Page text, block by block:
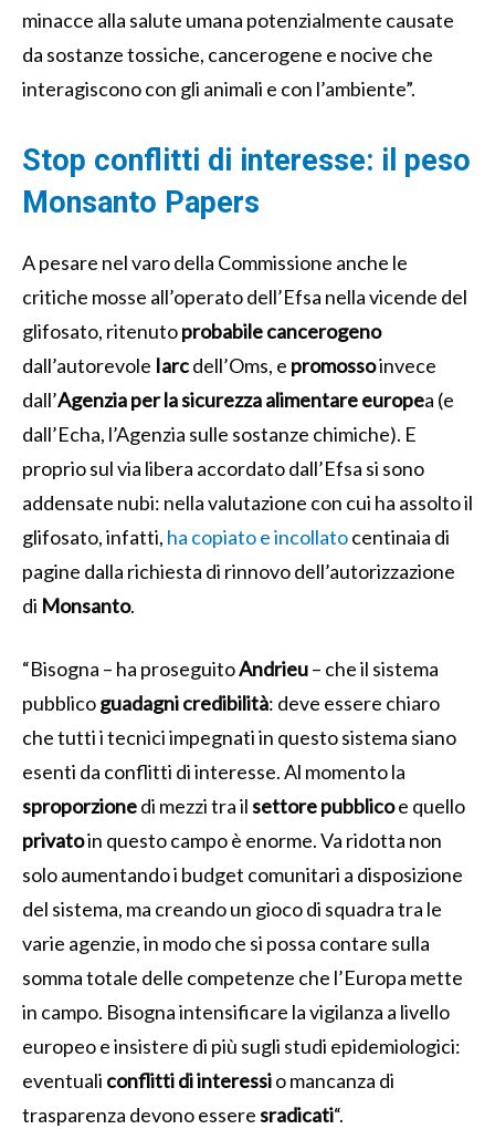
minacce alla salute umana potenzialmente causate
da sostanze tossiche, cancerogene e nocive che
interagiscono con gli animali e con l’ambiente”.
Stop conflitti di interesse: il peso
Monsanto Papers
A pesare nel varo della Commissione anche le
critiche mosse all’operato dell’Efsa nella vicende del
glifosato, ritenutoprobabile cancerogeno
dall’autorevole Iarcdell’Oms, e promossoinvece
dall’Agenzia per la sicurezza alimentare europea (e
dall’Echa, l’Agenzia sulle sostanze chimiche). E
proprio sul via libera accordato dall’Efsa si sono
addensate nubi: nella valutazione con cui ha assolto il
glifosato, infatti, ha copiato e incollatocentinaia di
pagine dalla richiesta di rinnovo dell’autorizzazione
di Monsanto.
“Bisogna – ha proseguitoAndrieu– che il sistema
pubblicoguadagnicredibilità: deve essere chiaro
che tutti i tecnici impegnati in questo sistema siano
esenti da conflitti di interesse. Al momento la
sproporzionedi mezzi tra ilsettore pubblicoe quello
privatoin questo campo è enorme. Va ridotta non
solo aumentando i budget comunitari a disposizione
del sistema, ma creando un gioco di squadra tra le
varie agenzie, in modo che si possa contare sulla
somma totale delle competenze che l’Europa mette
in campo. Bisogna intensificare la vigilanza a livello
europeo e insistere di più sugli studi epidemiologici:
eventuali conflitti di interessio mancanza di
trasparenza devono esseresradicati“.